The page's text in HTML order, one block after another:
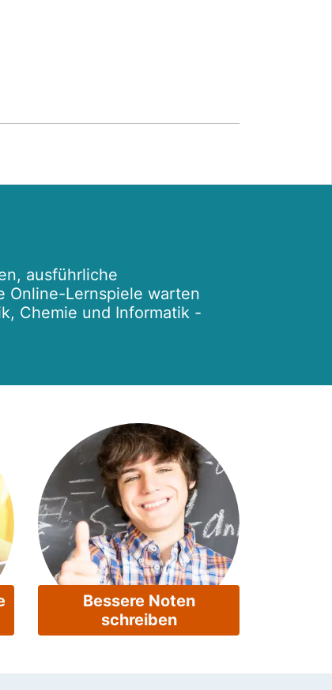
ausführliche
Online-Lernspiele warten
Chemie und Informatik -
Bessere Noten
schreiben